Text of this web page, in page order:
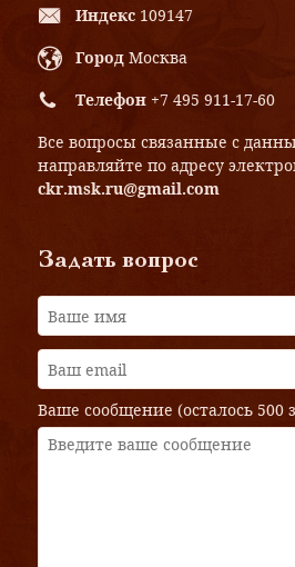
Индекс 109147
Город Москва
Телефон +7 495 911-17-60
Все вопросы связанные с
направляйте по адресу
ckr.msk.ru@gmail.com
Задать вопрос
Ваше сообщение (осталось 500